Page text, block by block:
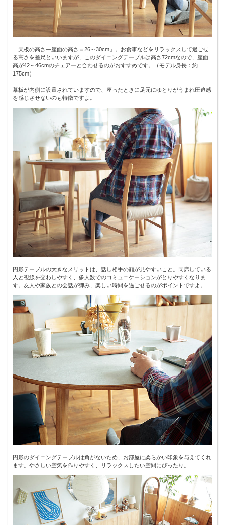
「天板の高さ―座面の高さ＝26～30cm」。お食事などをリラックスして過ごせ
る高さを差尺といいますが、このダイニングテーブルは高さ72cmなので、座面
高が42～46cmのチェアーと合わせるのがおすすめです。（モデル身長：約
175cm）
幕板が内側に設置されていますので、座ったときに足元にゆとりがうまれ圧迫感
を感じさせないのも特徴ですよ。
円形テーブルの大きなメリットは、話し相手の顔が見やすいこと。同席している
人と視線を交わしやすく、多人数でのコミュニケーションがとりやすくなりま
す。友人や家族との会話が弾み、楽しい時間を過ごせるのがポイントですよ。
円形のダイニングテーブルは角がないため、お部屋に柔らかい印象を与えてくれ
ます。やさしい空気を作りやすく、リラックスしたい空間にぴったり。